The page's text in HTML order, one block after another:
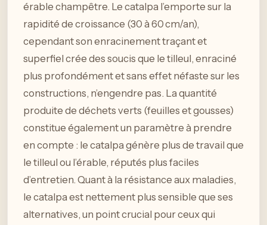
érable champêtre. Le catalpa l’emporte sur la
rapidité de croissance (30 à 60 cm/an),
cependant son enracinement traçant et
superfiel crée des soucis que le tilleul, enraciné
plus profondément et sans effet néfaste sur les
constructions, n’engendre pas. La quantité
produite de déchets verts (feuilles et gousses)
constitue également un paramètre à prendre
en compte : le catalpa génère plus de travail que
le tilleul ou l’érable, réputés plus faciles
d’entretien. Quant à la résistance aux maladies,
le catalpa est nettement plus sensible que ses
alternatives, un point crucial pour ceux qui